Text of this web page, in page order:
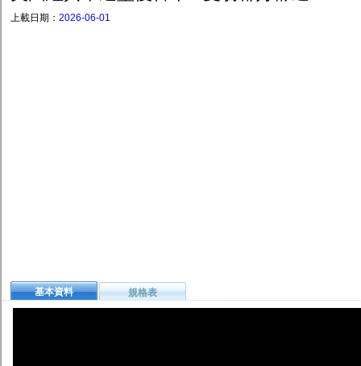
上載日期： 2026-06-01
基本資料 規格表